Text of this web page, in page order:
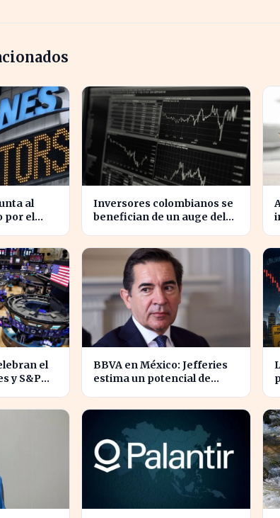
al
por el
Inversores colombianos se
benefician de un auge del
el
y S&P
BBVA en México: Jefferies
estima un potencial de